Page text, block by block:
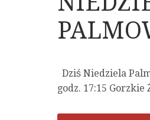
Dziś Niedziela
godz. 17:15 Gorzkie